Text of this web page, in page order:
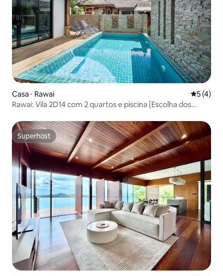
Casa ⋅ Rawai 5 de
5 (4)
Rawai: Vila 2D14 com 2 quartos e piscina [Escolha dos
conveniência, McDonald's e do cais
Superhost
Superhost